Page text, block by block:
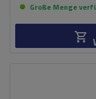
Große Menge